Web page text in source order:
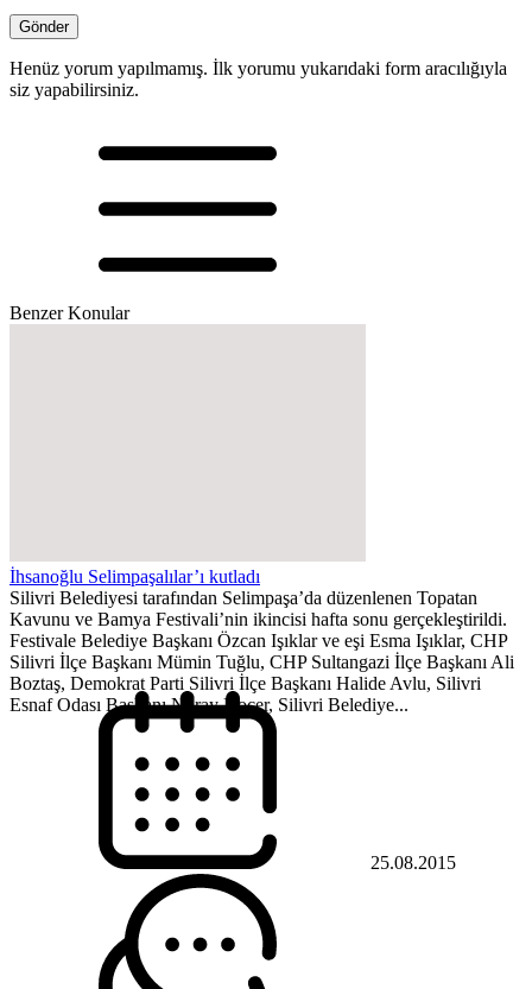
Henüz yorum yapılmamış. İlk yorumu yukarıdaki form aracılığıyla
siz yapabilirsiniz.
Benzer Konular
İhsanoğlu Selimpaşalılar’ı kutladı
Silivri Belediyesi tarafından Selimpaşa’da düzenlenen Topatan
Kavunu ve Bamya Festivali’nin ikincisi hafta sonu gerçekleştirildi.
Festivale Belediye Başkanı Özcan Işıklar ve eşi Esma Işıklar, CHP
Silivri İlçe Başkanı Mümin Tuğlu, CHP Sultangazi İlçe Başkanı Ali
Boztaş, Demokrat Parti Silivri İlçe Başkanı Halide Avlu, Silivri
Esnaf Odası Başkanı Nuray Koçer, Silivri Belediye...
25.08.2015